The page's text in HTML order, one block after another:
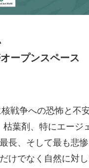
ープンスペース
戦争への恐怖と不
葉剤、特にエージ
長、そして最も悲
けでなく自然に対